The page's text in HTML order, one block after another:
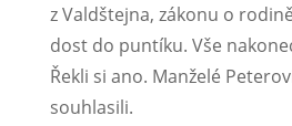
z Valdštejna, zákonu o
dost do puntíku. Vše
Řekli si ano. Manželé
souhlasili.